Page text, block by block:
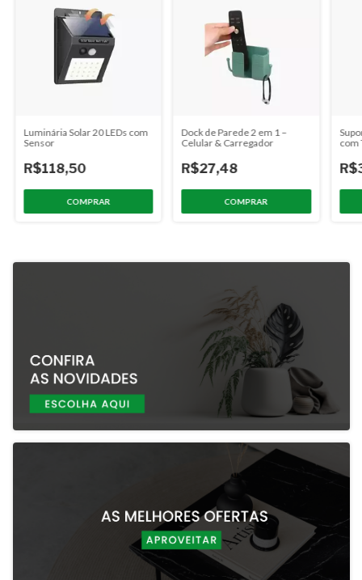
Luminária Solar 20 LEDs com
Sensor
R$118,50
COMPRAR
Dock de Parede 2 em 1 –
Celular & Carregador
R$27,48
COMPRAR
com